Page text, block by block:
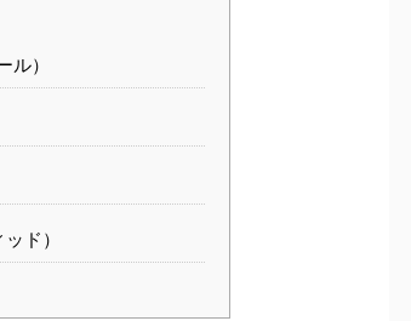
）
ド）